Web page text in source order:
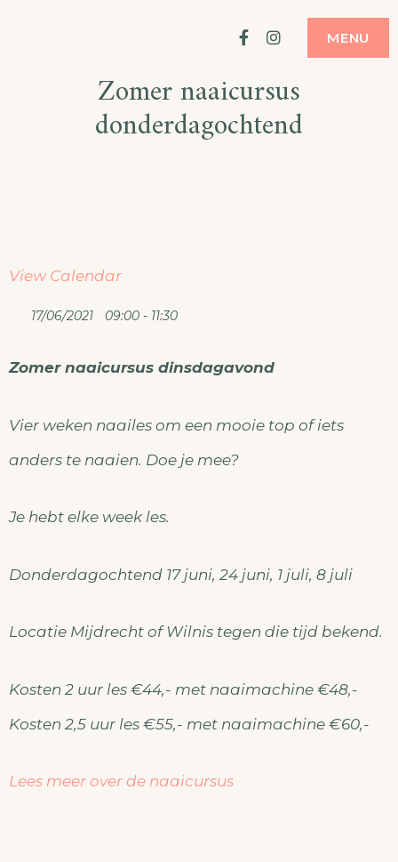
FacebookInstagram
MENU
Zomer naaicursus
donderdagochtend
View Calendar
17/06/2021 09:00 - 11:30
Zomer naaicursus dinsdagavond
Vier weken naailes om een mooie top of iets
anders te naaien. Doe je mee?
Je hebt elke week les.
Donderdagochtend 17 juni, 24 juni, 1 juli, 8 juli
Locatie Mijdrecht of Wilnis tegen die tijd bekend.
Kosten 2 uur les €44,- met naaimachine €48,-
Kosten 2,5 uur les €55,- met naaimachine €60,-
Lees meer over de naaicursus